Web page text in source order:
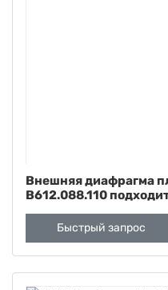
Внешняя диафрагма
B612.088.110
Быстрый запрос